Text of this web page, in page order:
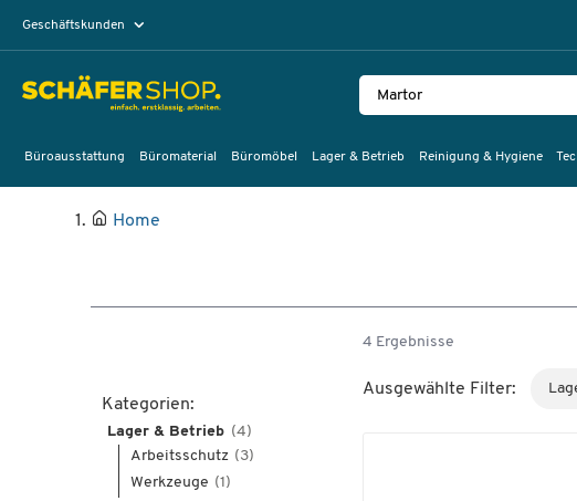
Geschäftskunden
Büroausstattung Büromaterial Büromöbel Lager & Betrieb Reinigung & Hygiene
Home
Kategorien:
Lager & Betrieb (4)
Arbeitsschutz (3)
Werkzeuge (1)
4 Ergebnisse
Ausgewählte Filter: